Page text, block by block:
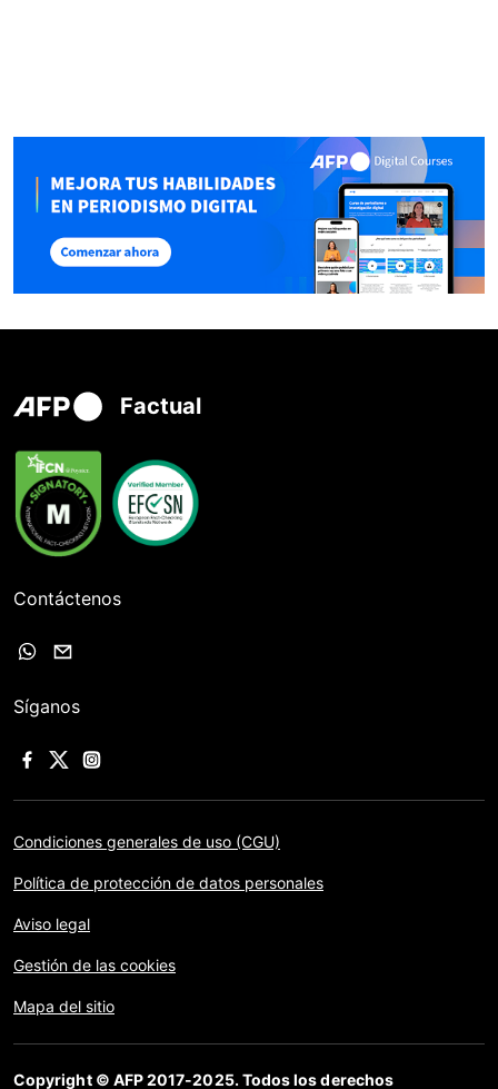
Factual
Contáctenos
Síganos
Condiciones generales de uso (CGU)
Política de protección de datos personales
Aviso legal
Gestión de las cookies
Mapa del sitio
Copyright © AFP 2017-2025. Todos los derechos